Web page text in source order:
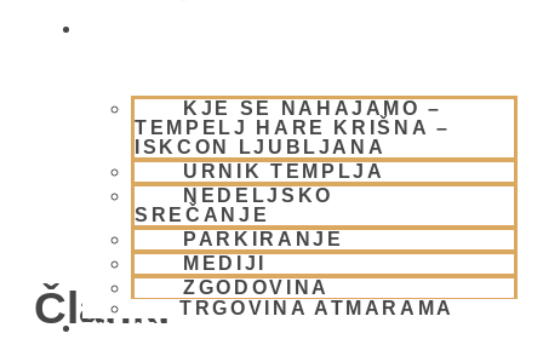
KJE SE NAHAJAMO –
TEMPELJ HARE KRIŠNA –
ISKCON LJUBLJANA
URNIK TEMPLJA
NEDELJSKO
SREČANJE
PARKIRANJE
MEDIJI
ZGODOVINA
TRGOVINA ATMARAMA
BHAKTI JOGA
BLOG
Članki